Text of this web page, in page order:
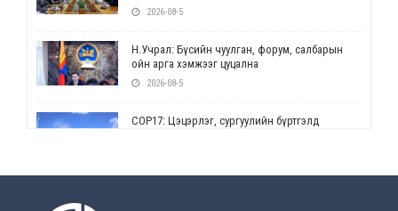
2026-08-5
Н.Учрал: Бүсийн чуулган, форум, салбарын
ойн арга хэмжээг цуцална
2026-08-5
СОР17: Цэцэрлэг, сургуулийн бүртгэлд